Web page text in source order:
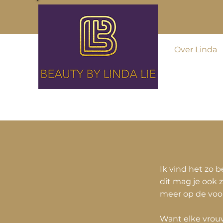
Over Linda
Ik vind het zo
dit mag je ook
meer op de
Want elke